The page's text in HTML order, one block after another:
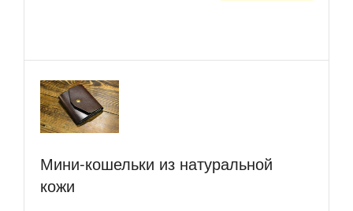
Мини-кошельки из натуральной
кожи